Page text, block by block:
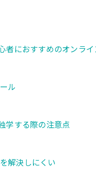
者におすすめのオンラ
ル
学する際の注意点
解決しにくい